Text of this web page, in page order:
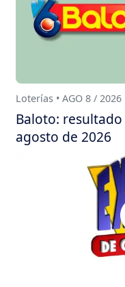
Loterías • AGO 8 / 2026
Baloto:
agosto de 2026